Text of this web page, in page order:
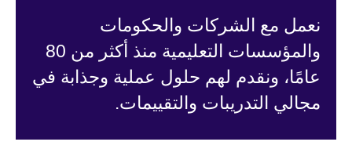
نعمل مع الشركات والحكومات
والمؤسسات التعليمية منذ أكثر من 80
عامًا، ونقدم لهم حلول عملية وجذابة في
مجالي التدريبات والتقييمات.